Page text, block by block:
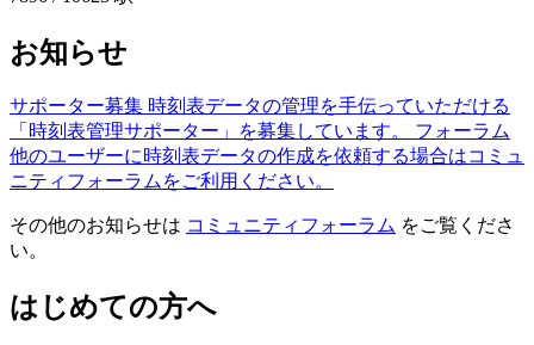
お知らせ
サポーター募集 時刻表データの管理を手伝っていただける
「時刻表管理サポーター」を募集しています。
フォーラム
他のユーザーに時刻表データの作成を依頼する場合はコミュ
ニティフォーラムをご利用ください。
その他のお知らせは コミュニティフォーラム をご覧くださ
い。
はじめての方へ